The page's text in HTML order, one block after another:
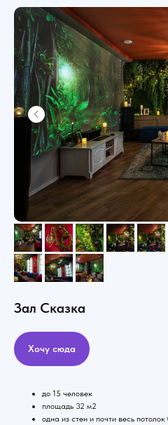
Зал Сказка
Хочу сюда
до 15 человек
площадь 32 м2
одна из стен и почти весь